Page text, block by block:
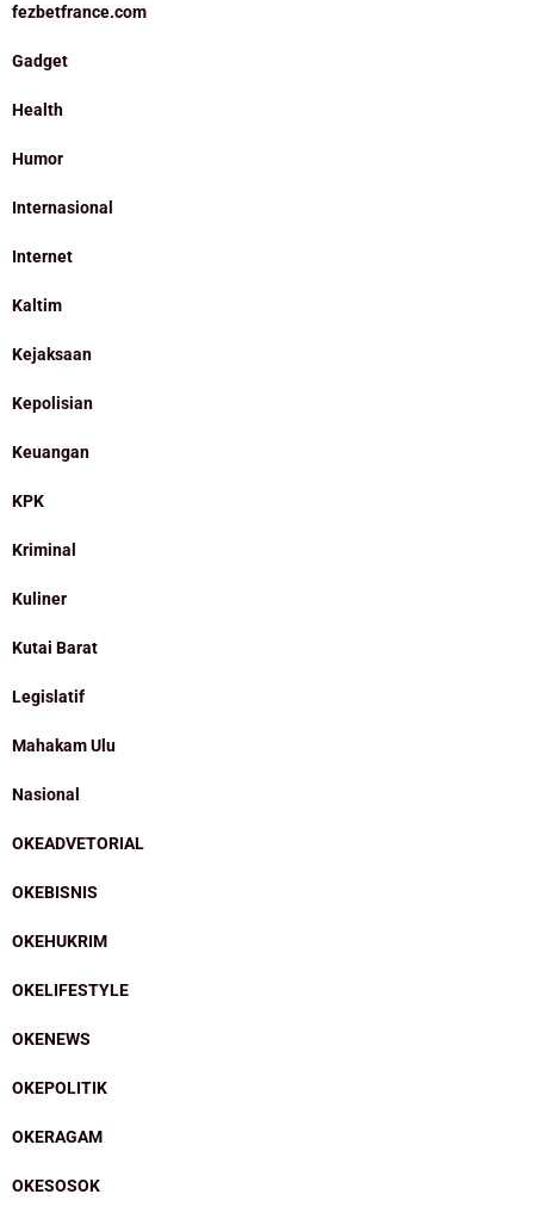
fezbetfrance.com
Gadget
Health
Humor
Internasional
Internet
Kaltim
Kejaksaan
Kepolisian
Keuangan
KPK
Kriminal
Kuliner
Kutai Barat
Legislatif
Mahakam Ulu
Nasional
OKEADVETORIAL
OKEBISNIS
OKEHUKRIM
OKELIFESTYLE
OKENEWS
OKEPOLITIK
OKERAGAM
OKESOSOK